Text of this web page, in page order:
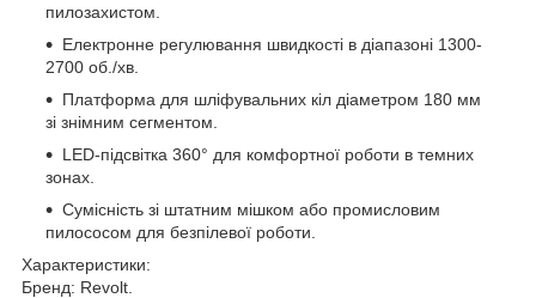
пилозахистом.
Електронне регулювання швидкості в діапазоні 1300-
2700 об./хв.
Платформа для шліфувальних кіл діаметром 180 мм
зі знімним сегментом.
LED-підсвітка 360° для комфортної роботи в темних
зонах.
Сумісність зі штатним мішком або промисловим
пилососом для безпілевої роботи.
Характеристики:
Бренд: Revolt.